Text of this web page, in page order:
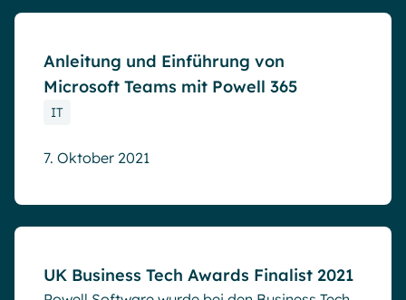
Anleitung und Einführung von
Microsoft Teams mit Powell 365
IT
7. Oktober 2021
UK Business Tech Awards Finalist 2021